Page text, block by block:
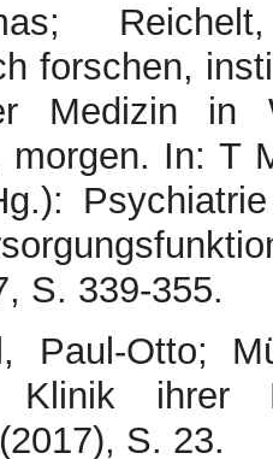
forschen,
Medizin in
morgen. In: T
S. 339-355.
Paul-Otto;
Klinik ihrer
S. 23.